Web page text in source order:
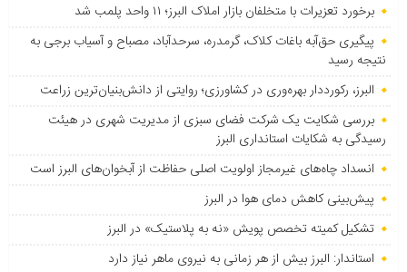
برخورد تعزیرات با متخلفان بازار املاک البرز؛ ۱۱ واحد پلمب شد
پیگیری حق‌آبه باغات کلاک، گرمدره، سرحدآباد، مصباح و آسیاب برجی به
نتیجه رسید
البرز، رکورددار بهره‌وری در کشاورزی؛ روایتی از دانش‌بنیان‌ترین زراعت
بررسی شکایت یک شرکت فضای سبزی از مدیریت شهری در هیئت
رسیدگی به شکایات استانداری البرز
انسداد چاه‌های غیرمجاز اولویت اصلی حفاظت از آبخوان‌های البرز است
پیش‌بینی کاهش دمای هوا در البرز
تشکیل کمیته تخصص پویش «نه به پلاستیک» در البرز
استاندار: البرز بیش از هر زمانی به نیروی ماهر نیاز دارد